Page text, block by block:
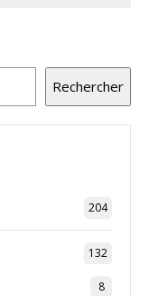
Rechercher
204
132
8